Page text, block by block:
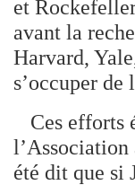
et
avant la
Harvard,
s’occuper
Ces efforts
été dit que si